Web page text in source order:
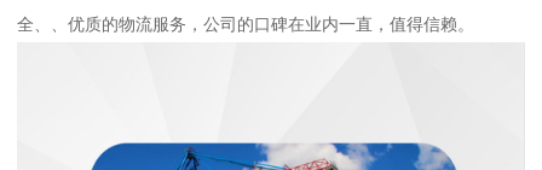
全、、优质的物流服务，公司的口碑在业内一直，值得信赖。